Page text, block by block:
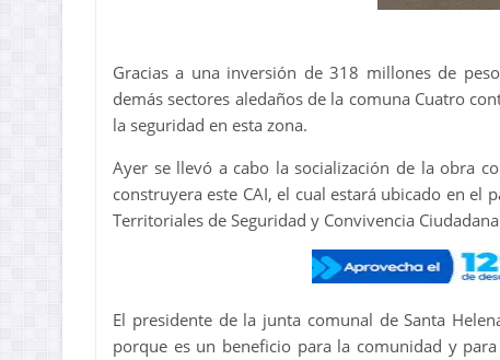
Gracias a una inversión de 318 millones de
demás sectores aledaños de la comuna Cuatro
la seguridad en esta zona.
Ayer se llevó a cabo la socialización de la obra
construyera este CAI, el cual estará ubicado en el
Territoriales de Seguridad y Convivencia Ciudadana
El presidente de la junta comunal de Santa
porque es un beneficio para la comunidad y